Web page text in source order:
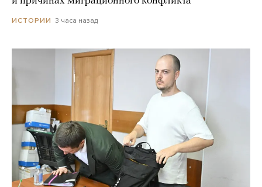
ИСТОРИИ 3 часа назад